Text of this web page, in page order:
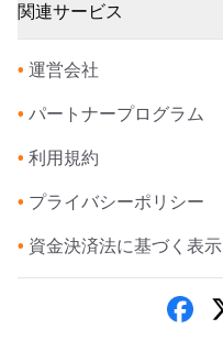
関連サービス
• 運営会社
• パートナープログラム
• 利用規約
• プライバシーポリシー
• 資金決済法に基づく表示